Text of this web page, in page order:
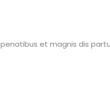
penatibus et magnis dis